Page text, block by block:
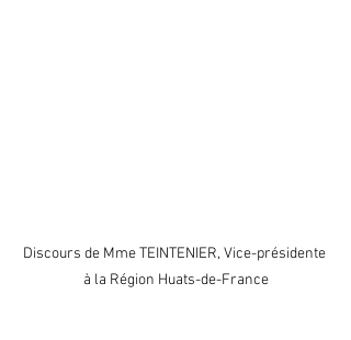
Discours de Mme TEINTENIER, Vice-présidente
à la Région Huats-de-France